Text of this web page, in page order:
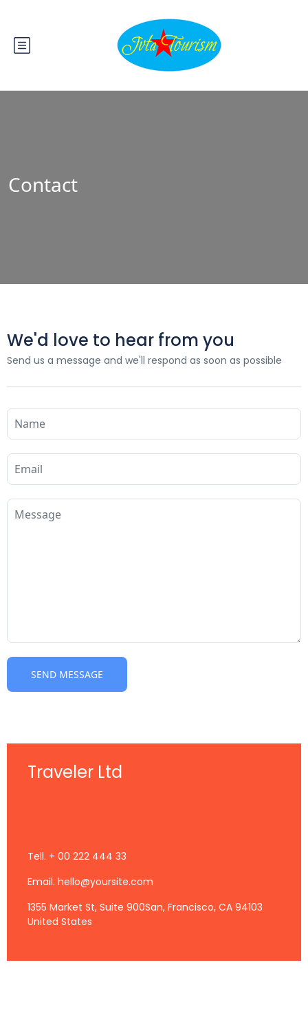
Contact
We'd love to hear from you
Send us a message and we'll respond as soon as possible
Traveler Ltd
Tell. + 00 222 444 33
Email. hello@yoursite.com
1355 Market St, Suite 900San, Francisco, CA 94103
United States